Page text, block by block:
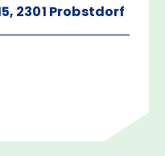
2301 Probstdorf